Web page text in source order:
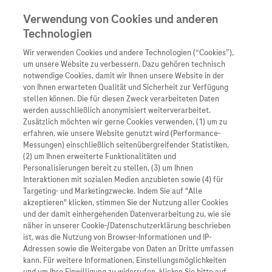
Unternehmen
Übersicht
Wer wir sind
Was uns antreibt
Unsere Standorte
Roche Stories
Events
Innovation
Übersicht
Forschung
Personalisierte
Digitalisierung
Blog Zukunftslabor
Übersicht
Unser Service für
Informationen zu
Diagnostik ist
Klinische Studien
Arzneimittel
Übersicht
Arzneimittel A-Z
Roche Pipeline
Roche Fachportal
Diagnostik
Kontakt
Presse
Karriere
P olitische Arbeit für den Stellenwert
der Gesundheitswirtschaft zeigt
Erfolge: Deutschland beteiligt sich nun
doch am IPCEI Health
Verwendung von Cookies und anderen
Technologien
Wir verwenden Cookies und andere Technologien (“Cookies”),
um unsere Website zu verbessern. Dazu gehören technisch
notwendige Cookies, damit wir Ihnen unsere Website in der
von Ihnen erwarteten Qualität und Sicherheit zur Verfügung
stellen können. Die für diesen Zweck verarbeiteten Daten
werden ausschließlich anonymisiert weiterverarbeitet.
Zusätzlich möchten wir gerne Cookies verwenden, (1) um zu
erfahren, wie unsere Website genutzt wird (Performance-
Messungen) einschließlich seitenübergreifender Statistiken,
(2) um Ihnen erweiterte Funktionalitäten und
Personalisierungen bereit zu stellen, (3) um Ihnen
Interaktionen mit sozialen Medien anzubieten sowie (4) für
Targeting- und Marketingzwecke. Indem Sie auf "Alle
akzeptieren" klicken, stimmen Sie der Nutzung aller Cookies
und der damit einhergehenden Datenverarbeitung zu, wie sie
näher in unserer Cookie-/Datenschutzerklärung beschrieben
ist, was die Nutzung von Browser-Informationen und IP-
Adressen sowie die Weitergabe von Daten an Dritte umfassen
kann. Für weitere Informationen, Einstellungsmöglichkeiten